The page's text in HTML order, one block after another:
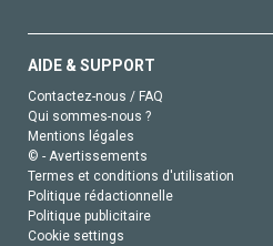
AIDE & SUPPORT
Contactez-nous / FAQ
Qui sommes-nous ?
Mentions légales
© - Avertissements
Termes et conditions d'utilisation
Politique rédactionnelle
Politique publicitaire
Cookie settings